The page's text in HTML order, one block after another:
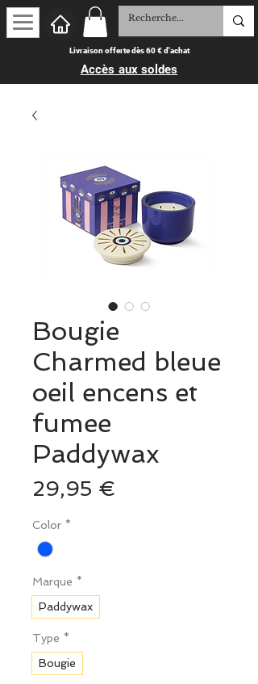
Livraison offerte dès 60 € d'achat
Accès aux soldes
Bougie
Charmed bleue
oeil encens et
fumee
Paddywax
29,95 €
Color *
Marque *
Paddywax
Type *
Bougie